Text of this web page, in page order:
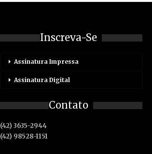
Inscreva-Se
Assinatura Impressa
Assinatura Digital
Contato
(42) 3635-2944
(42) 98528-1151